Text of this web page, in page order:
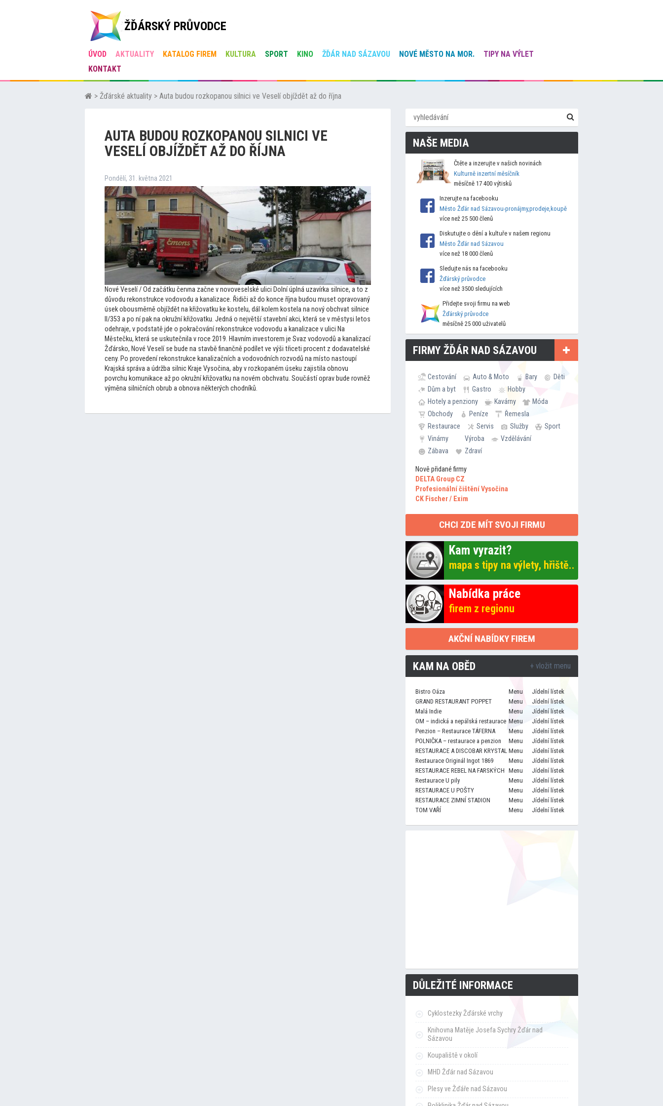
ŽĎÁRSKÝ PRŮVODCE
ÚVOD AKTUALITY KATALOG FIREM KULTURA SPORT KINO ŽĎÁR NAD SÁZAVOU NOVÉ MĚSTO NA MOR.
TIPY NA VÝLET
KONTAKT
> Žďárské aktuality > Auta budou rozkopanou silnici ve Veselí objíždět až do října
AUTA BUDOU ROZKOPANOU SILNICI VE
VESELÍ OBJÍŽDĚT AŽ DO ŘÍJNA
Pondělí, 31. května 2021
Nové Veselí / Od začátku června začne v novoveselské ulici Dolní úplná uzavírka silnice, ato z
důvodu rekonstrukce vodovodu a kanalizace. Řidiči až do konce října budou muset opravovaný
úsek obousměrně objíždět na křižovatku ke kostelu, dál kolem kostela na nový obchvat silnice
II/353 a po ní pak na okružní křižovatku. Jedná o největší stavební akci, která se v městysi letos
odehraje, v podstatě jde o pokračování rekonstrukce vodovodu a kanalizace v ulici Na
Městečku, která se uskutečnila v roce 2019. Hlavním investorem je Svaz vodovodů a kanalizací
Žďársko, Nové Veselí se bude na stavbě finančně podílet ve výši třiceti procent z dodavatelské
ceny. Po provedení rekonstrukce kanalizačních a vodovodních rozvodů na místo nastoupí
Krajská správa a údržba silnic Kraje Vysočina, aby v rozkopaném úseku zajistila obnovu
povrchu komunikace až po okružní křižovatku na novém obchvatu. Součástí oprav bude rovněž
výměna silničních obrub a obnova některých chodníků.
NAŠE MEDIA
Čtěte a inzerujte v našich novinách
Kulturně inzertní měsíčník
měsíčně 17 400 výtisků
Inzerujte na facebooku
Město Žďár nad Sázavou-pronájmy,prodeje,koupě
více než 25 500 členů
Diskutujte o dění a kultuře v našem regionu
Město Žďár nad Sázavou
více než 18 000 členů
Sledujte nás na facebooku
Žďárský průvodce
více než 3500 sledujících
Přidejte svoji firmu na web
Žďárský průvodce
měsíčně 25 000 uživatelů
FIRMY ŽĎÁR NAD SÁZAVOU
Cestování Auto & Moto Bary
Děti
Dům a byt
Gastro
Hobby
Hotely a penziony
Kavárny
Móda
Obchody
Peníze
Řemesla
Restaurace
Servis Služby
Sport
Vinárny
Výroba
Vzdělávání
Zábava
Zdraví
Nově přidané firmy
DELTA Group CZ
Profesionální čištění Vysočina
CK Fischer / Exim
CHCI ZDE MÍT SVOJI FIRMU
Kam vyrazit?
mapa s tipy na výlety, hřiště..
Nabídka práce
firem z regionu
AKČNÍ NABÍDKY FIREM
KAM NA OBĚD + vložit menu
Bistro Oáza Menu
Jídelní lístek
GRAND RESTAURANT POPPET
Menu
Jídelní lístek
Malá Indie
Menu
Jídelní lístek
OM – indická a nepálská restaurace Menu
Jídelní lístek
Penzion – Restaurace TÁFERNA
Menu
Jídelní lístek
POLNIČKA – restaurace a penzion
Menu
Jídelní lístek
RESTAURACE A DISCOBAR KRYSTAL Menu
Jídelní lístek
Restaurace Originál Ingot 1869
Menu
Jídelní lístek
RESTAURACE REBEL NA FARSKÝCH Menu
Jídelní lístek
Restaurace U pily
Menu
Jídelní lístek
RESTAURACE U POŠTY
Menu
Jídelní lístek
RESTAURACE ZIMNÍ STADION
Menu
Jídelní lístek
TOM VAŘÍ
Menu Jídelní lístek
DŮLEŽITÉ INFORMACE
Cyklostezky Žďárské vrchy
Knihovna Matěje Josefa Sychry Žďár nad
Sázavou
Koupaliště v okolí
MHD Žďár nad Sázavou
Plesy ve Žďáře nad Sázavou